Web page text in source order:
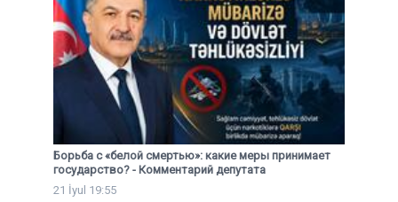
Борьба с «белой смертью»: какие меры принимает
государство? - Комментарий депутата
21 İyul 19:55